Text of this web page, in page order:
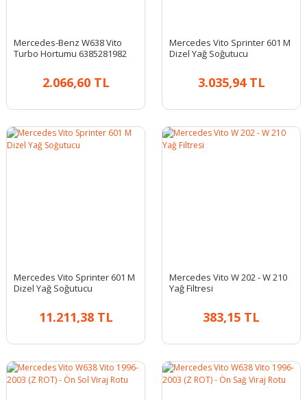
Mercedes-Benz W638 Vito
Turbo Hortumu 6385281982
2.066,60 TL
Mercedes Vito Sprinter 601 M
Dizel Yağ Soğutucu
3.035,94 TL
Mercedes Vito Sprinter 601 M
Dizel Yağ Soğutucu
11.211,38 TL
Mercedes Vito W 202 - W 210
Yağ Filtresi
383,15 TL